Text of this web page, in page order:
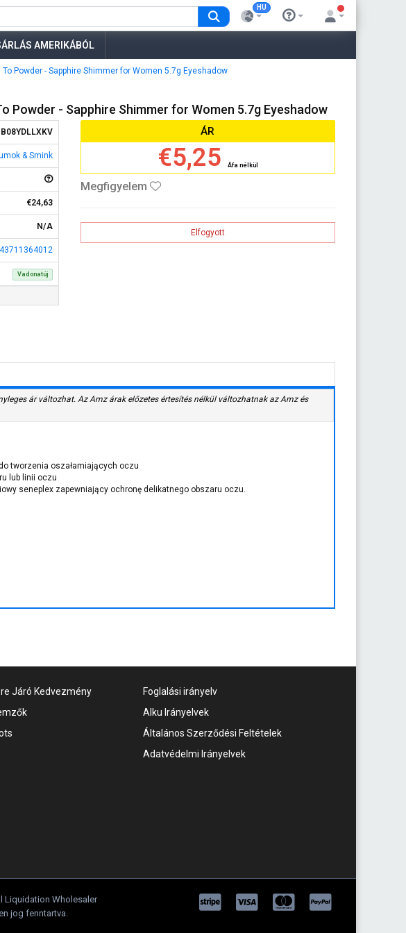
HU
AMERIKÁBÓL
Powder - Sapphire Shimmer for Women 5.7g Eyeshadow
Powder - Sapphire Shimmer for Women 5.7g Eyeshadow
B08YDLLXKV
& Smink
€24,63
N/A
Vadonatúj
ÁR
€5,25 Áfa nélkül
Megfigyelem
Elfogyott
ár változhat. Az Amz árak előzetes értesítés nélkül változhatnak az Amz és
tworzenia oszałamiających oczu
lub linii oczu
seneplex zapewniający ochronę delikatnego obszaru oczu.
Járó Kedvezmény
Foglalási irányelv
Alku Irányelvek
Általános Szerződési Feltételek
Adatvédelmi Irányelvek
Liquidation Wholesaler
jog fenntartva.